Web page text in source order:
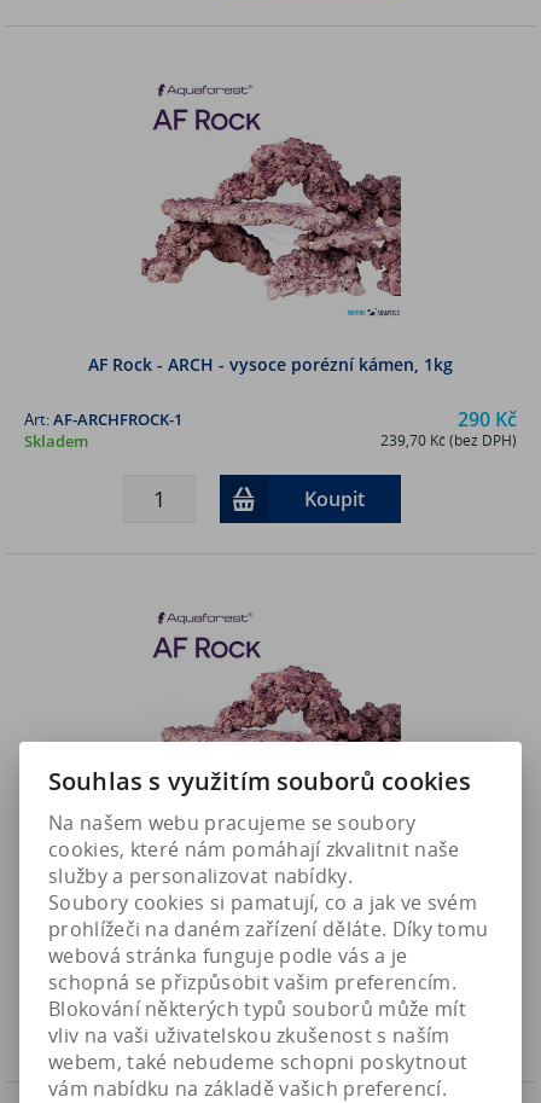
AF Rock - ARCH - vysoce porézní kámen, 1kg
290 Kč
239,70 Kč (bez DPH)
Art:AF-ARCHFROCK-1
Skladem
Koupit
AF Rock - SHELF - vysoce porézní kámen, 1kg
239,70 Kč (bez DPH)
Art:AF-SHELFROCK-1
Skladem
Koupit
Souhlas s využitím souborů cookies
Na našem webu pracujeme se soubory
cookies, které nám pomáhají zkvalitnit naše
služby a personalizovat nabídky.
Soubory cookies si pamatují, co a jak ve svém
prohlížeči na daném zařízení děláte. Díky tomu
webová stránka funguje podle vás a je
schopná se přizpůsobit vašim preferencím.
Blokování některých typů souborů může mít
vliv na vaši uživatelskou zkušenost s naším
webem, také nebudeme schopni poskytnout
vám nabídku na základě vašich preferencí.